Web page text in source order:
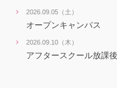
2026.09.05（土）
オープンキャンパス
2026.09.10（木）
アフタースクール放課